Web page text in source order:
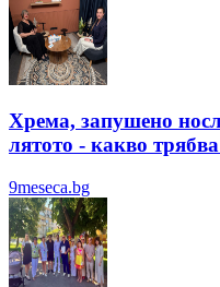
Хрема, запушено
лятотo - какво
9meseca.bg